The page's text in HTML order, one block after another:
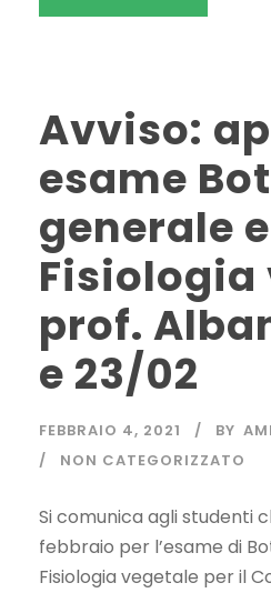
Avviso:
esame
generale e
Fisiologia
prof.
e 23/02
FEBBRAIO 4, 2021 BY
NON CATEGORIZZATO
Si comunica agli studenti
febbraio per l’esame di
Fisiologia vegetale per il